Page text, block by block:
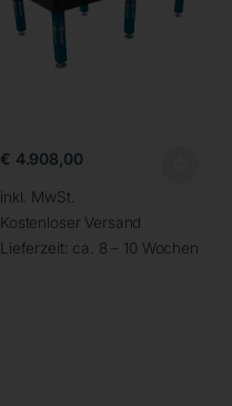
€ 4.908,00
inkl. MwSt.
Kostenloser Versand
Lieferzeit: ca. 8 – 10 Wochen